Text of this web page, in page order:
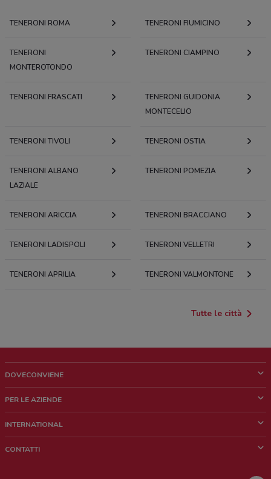
TENERONI ROMA TENERONI FIUMICINO
TENERONI
MONTEROTONDO
TENERONI CIAMPINO
TENERONI FRASCATI
TENERONI GUIDONIA
MONTECELIO
TENERONI TIVOLI TENERONI OSTIA
TENERONI ALBANO
LAZIALE
TENERONI POMEZIA
TENERONI ARICCIA TENERONI BRACCIANO
TENERONI LADISPOLI TENERONI VELLETRI
TENERONI APRILIA TENERONI VALMONTONE
Tutte le città
DOVECONVIENE
Chi siamo
Lavora con noi
PER LE AZIENDE
Richieste commerciali e marketing
INTERNATIONAL
CONTATTI